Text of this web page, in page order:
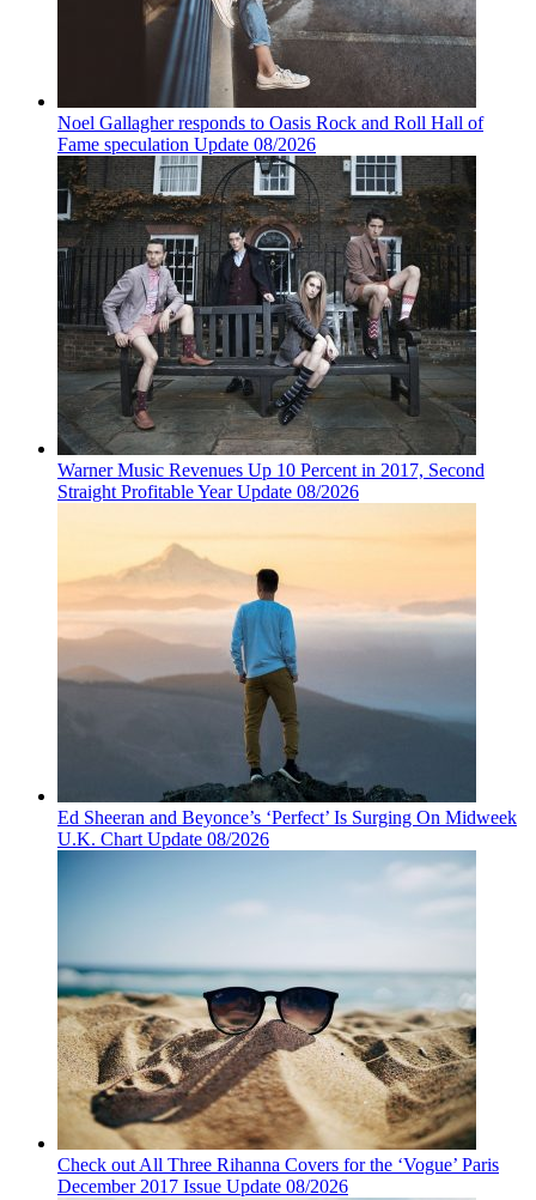
Noel Gallagher responds to Oasis Rock and Roll Hall of
Fame speculation Update 08/2026
Warner Music Revenues Up 10 Percent in 2017, Second
Straight Profitable Year Update 08/2026
Ed Sheeran and Beyonce’s ‘Perfect’ Is Surging On Midweek
U.K. Chart Update 08/2026
Check out All Three Rihanna Covers for the ‘Vogue’ Paris
December 2017 Issue Update 08/2026